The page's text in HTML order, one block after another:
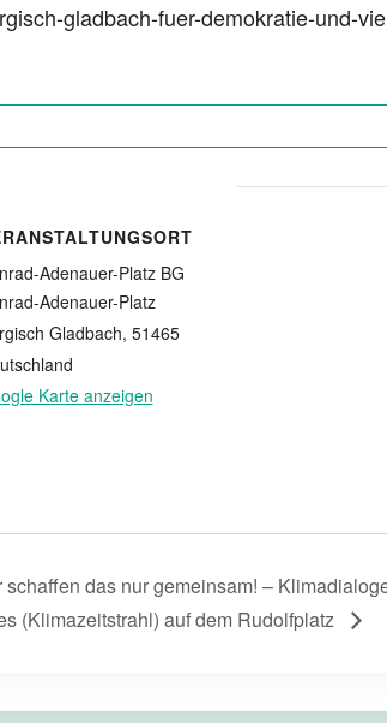
gladbach-fuer-demokratie-und-
Adenauer-Platz BG
Adenauer-Platz
Gladbach, 51465
Karte anzeigen
schaffen das nur gemeinsam! –
(Klimazeitstrahl) auf dem Rudolfplatz